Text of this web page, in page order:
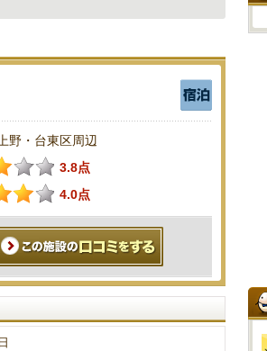
野・台東区周辺
3.8点
4.0点